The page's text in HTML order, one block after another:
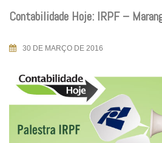
Contabilidade Hoje: IRPF –
30 DE MARÇO DE 2016